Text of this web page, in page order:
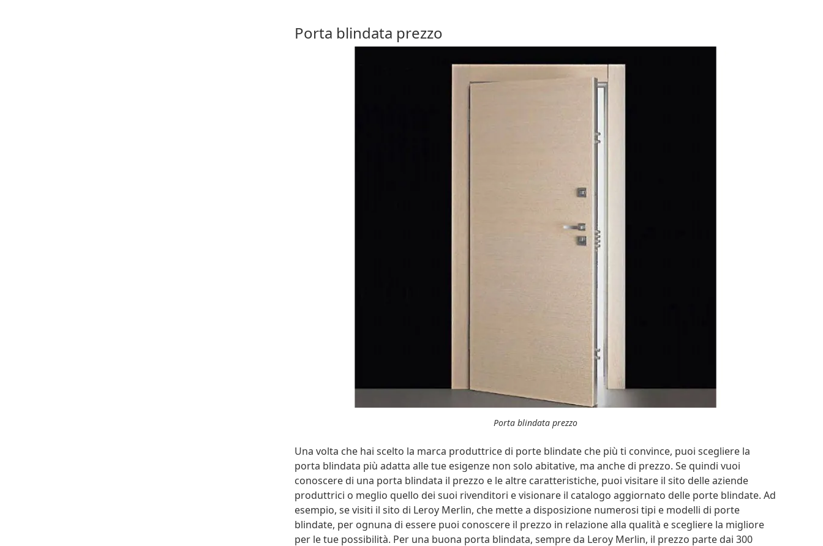
Porta blindata prezzo
Porta blindata prezzo
Una volta che hai scelto la marca produttrice di porte blindate che più ti convince, puoi scegliere la
porta blindata più adatta alle tue esigenze non solo abitative, ma anche di prezzo. Se quindi vuoi
conoscere di una porta blindata il prezzo e le altre caratteristiche, puoi visitare il sito delle aziende
produttrici o meglio quello dei suoi rivenditori e visionare il catalogo aggiornato delle porte blindate. Ad
esempio, se visiti il sito di Leroy Merlin, che mette a disposizione numerosi tipi e modelli di porte
blindate, per ognuna di essere puoi conoscere il prezzo in relazione alla qualità e scegliere la migliore
per le tue possibilità. Per una buona porta blindata, sempre da Leroy Merlin, il prezzo parte dai 300